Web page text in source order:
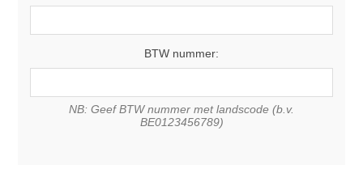
BTW nummer:
NB: Geef BTW nummer met landscode (b.v.
BE0123456789)